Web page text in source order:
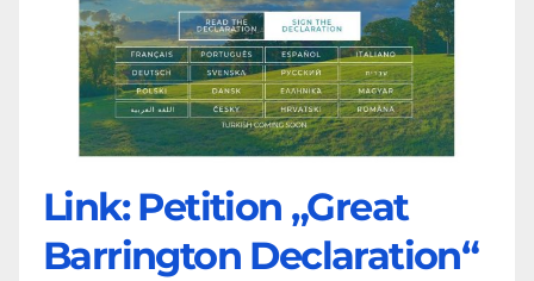
Link: Petition „Great
Barrington Declaration“